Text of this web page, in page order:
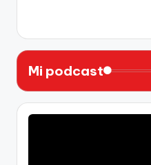
Mi podcast